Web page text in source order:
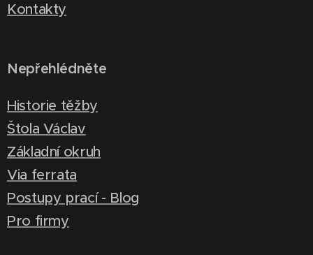
Kontakty
Nepřehlédněte
Historie těžby
Štola Václav
Základní okruh
Via ferrata
Postupy prací - Blog
Pro firmy